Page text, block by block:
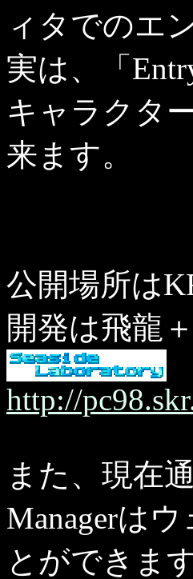
ィタでのエ
実は、「
キャラクタ
来ます。
公開場所は
開発は飛龍
http://
また、現在
Managerは
とができます